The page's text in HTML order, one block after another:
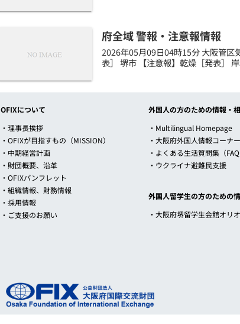
府全域 警報・注意報情報
2026年05月09日04時15分 大阪管区
表］ 堺市 【注意報】乾燥［発表］
OFIXについて
・理事長挨拶
・OFIXが目指すもの（MISSION）
・中期経営計画
・財団概要、沿革
・OFIXパンフレット
・組織情報、財務情報
・採用情報
・ご支援のお願い
外国人の方のための情報・
・Multilingual Homepage
・大阪府外国人情報コーナー
・よくある生活質問集（FAQ
・ウクライナ避難民支援
外国人留学生の方のための
・大阪府堺留学生会館オリ